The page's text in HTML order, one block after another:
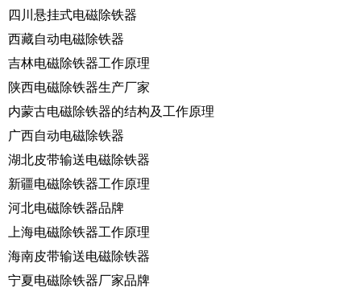
四川悬挂式电磁除铁器
西藏自动电磁除铁器
吉林电磁除铁器工作原理
陕西电磁除铁器生产厂家
内蒙古电磁除铁器的结构及工作原理
广西自动电磁除铁器
湖北皮带输送电磁除铁器
新疆电磁除铁器工作原理
河北电磁除铁器品牌
上海电磁除铁器工作原理
海南皮带输送电磁除铁器
宁夏电磁除铁器厂家品牌